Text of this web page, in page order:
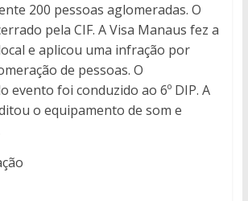
200 pessoas aglomeradas. O
pela CIF. A Visa Manaus fez a
e aplicou uma infração por
de pessoas. O
evento foi conduzido ao 6º DIP. A
o equipamento de som e